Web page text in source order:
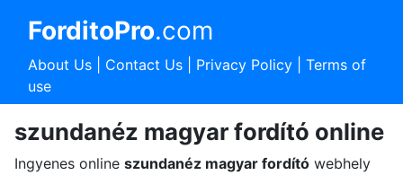
ForditoPro.com
About Us| Contact Us| Privacy Policy| Terms of
use
szundanéz magyar fordító online
Ingyenes online szundanéz magyar fordítówebhely